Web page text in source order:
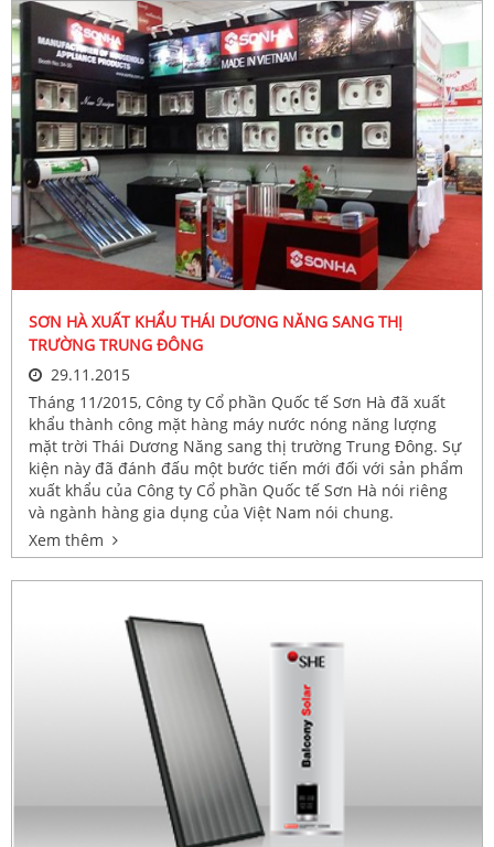
SƠN HÀ XUẤT KHẨU THÁI DƯƠNG NĂNG SANG THỊ
TRƯỜNG TRUNG ĐÔNG
29.11.2015
Tháng 11/2015, Công ty Cổ phần Quốc tế Sơn Hà đã xuất
khẩu thành công mặt hàng máy nước nóng năng lượng
mặt trời Thái Dương Năng sang thị trường Trung Đông. Sự
kiện này đã đánh đấu một bước tiến mới đối với sản phẩm
xuất khẩu của Công ty Cổ phần Quốc tế Sơn Hà nói riêng
và ngành hàng gia dụng của Việt Nam nói chung.
Xem thêm